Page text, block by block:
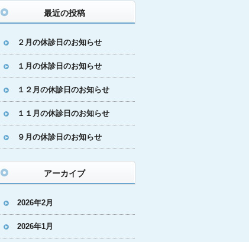
最近の投稿
２月の休診日のお知らせ
１月の休診日のお知らせ
１２月の休診日のお知らせ
１１月の休診日のお知らせ
９月の休診日のお知らせ
アーカイブ
2026年2月
2026年1月